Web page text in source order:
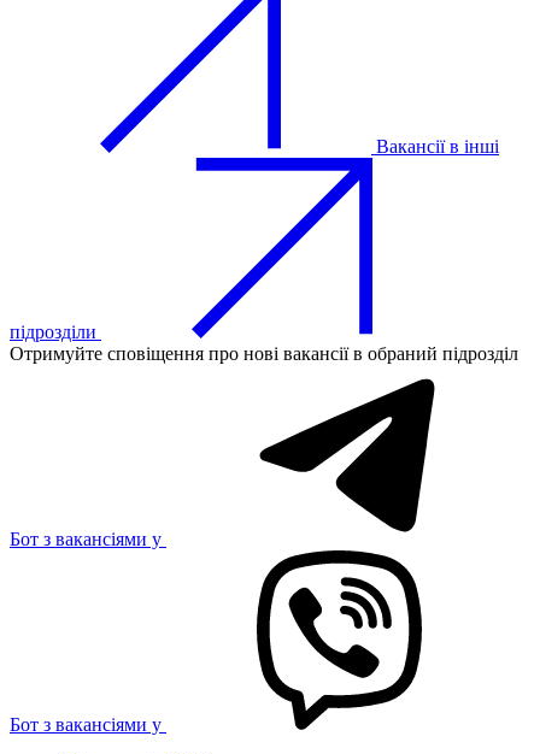
Вакансії в інші
підрозділи
Отримуйте сповіщення про нові вакансії в обраний підрозділ
Бот з вакансіями у
Бот з вакансіями у